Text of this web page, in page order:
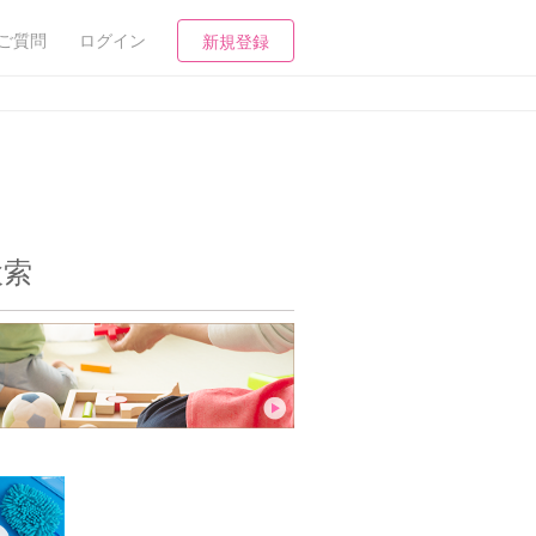
質問 ログイン 新規登録